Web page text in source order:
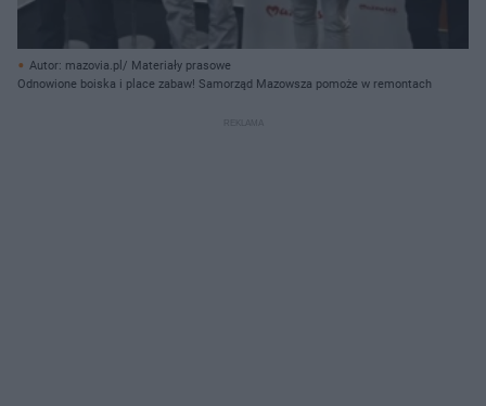
Autor: mazovia.pl/ Materiały prasowe
Odnowione boiska i place zabaw! Samorząd Mazowsza pomoże w remontach